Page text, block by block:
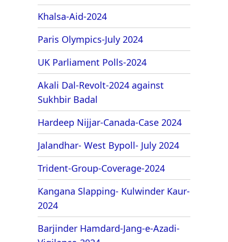
Khalsa-Aid-2024
Paris Olympics-July 2024
UK Parliament Polls-2024
Akali Dal-Revolt-2024 against
Sukhbir Badal
Hardeep Nijjar-Canada-Case 2024
Jalandhar- West Bypoll- July 2024
Trident-Group-Coverage-2024
Kangana Slapping- Kulwinder Kaur-
2024
Barjinder Hamdard-Jang-e-Azadi-